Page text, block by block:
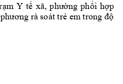
Y tế xã, phường phối hợp
phương rà soát trẻ em trong độ